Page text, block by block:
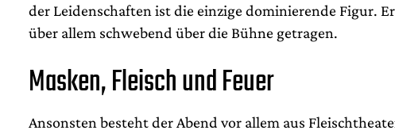
der Leidenschaften ist die einzige dominierende Figur.
über allem schwebend über die Bühne getragen.
Masken, Fleisch und Feuer
Ansonsten besteht der Abend vor allem aus